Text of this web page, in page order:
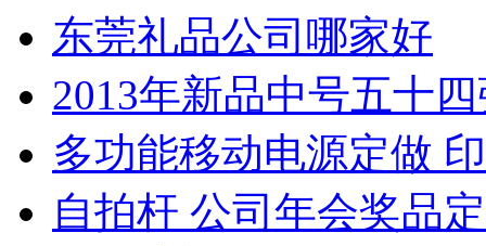
东莞礼品公司哪家好
2013年新品中号五十
多功能移动电源定做
自拍杆 公司年会奖品